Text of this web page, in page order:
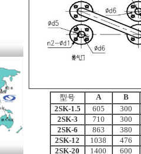
型号 A
B
2SK-1.5 605
300
2SK-3 710
300
2SK-6 863
380
2SK-12 1038
476
2SK-20 1400
600